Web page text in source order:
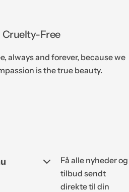
Cruelty-Free
always and forever, because we
is the true beauty.
Få alle nyheder og
tilbud sendt
direkte til din